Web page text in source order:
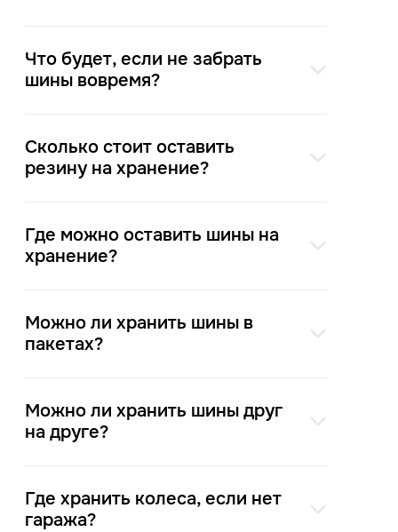
Что будет, если не забрать
шины вовремя?
Сколько стоит оставить
резину на хранение?
Где можно оставить шины на
хранение?
Можно ли хранить шины в
пакетах?
Можно ли хранить шины друг
на друге?
Где хранить колеса, если нет
гаража?